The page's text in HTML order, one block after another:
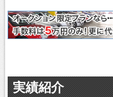
実績紹介